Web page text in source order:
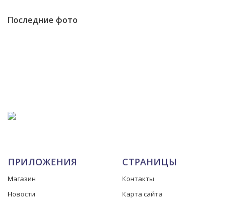
Последние фото
ПРИЛОЖЕНИЯ
Магазин
Новости
СТРАНИЦЫ
Контакты
Карта сайта